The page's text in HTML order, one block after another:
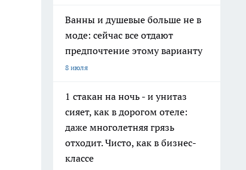
Ванны и душевые больше не в
моде: сейчас все отдают
предпочтение этому варианту
8 июля
1 стакан на ночь - и унитаз
сияет, как в дорогом отеле:
даже многолетняя грязь
отходит. Чисто, как в бизнес-
классе